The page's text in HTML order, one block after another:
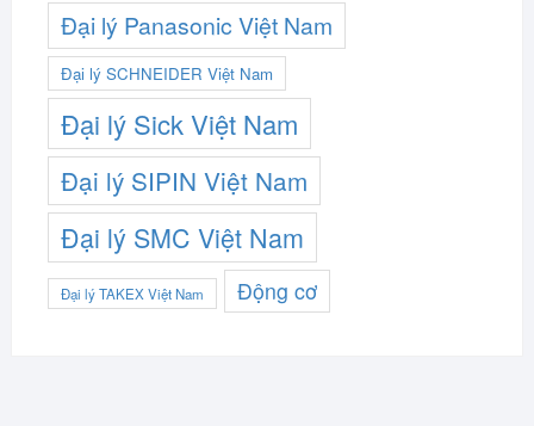
Đại lý Panasonic Việt Nam
Đại lý SCHNEIDER Việt Nam
Đại lý Sick Việt Nam
Đại lý SIPIN Việt Nam
Đại lý SMC Việt Nam
Đại lý TAKEX Việt Nam Động cơ